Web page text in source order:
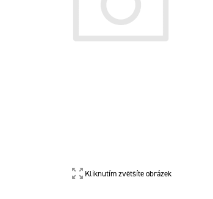
Kliknutím zvětšíte obrázek